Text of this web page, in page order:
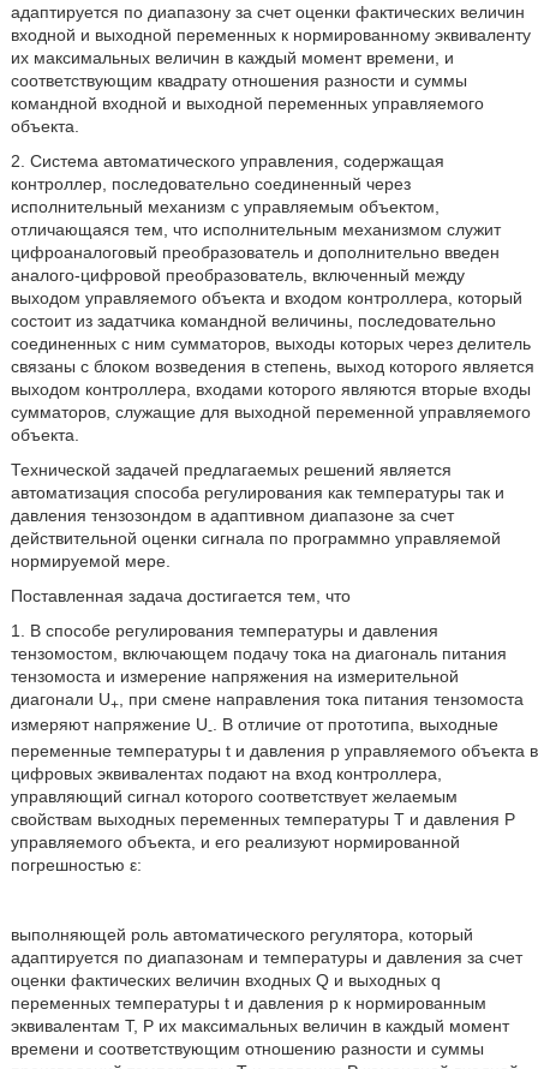
адаптируется по диапазону за счет оценки фактических величин
входной и выходной переменных к нормированному эквиваленту
их максимальных величин в каждый момент времени, и
соответствующим квадрату отношения разности и суммы
командной входной и выходной переменных управляемого
объекта.
2. Система автоматического управления, содержащая
контроллер, последовательно соединенный через
исполнительный механизм с управляемым объектом,
отличающаяся тем, что исполнительным механизмом служит
цифроаналоговый преобразователь и дополнительно введен
аналого-цифровой преобразователь, включенный между
выходом управляемого объекта и входом контроллера, который
состоит из задатчика командной величины, последовательно
соединенных с ним сумматоров, выходы которых через делитель
связаны с блоком возведения в степень, выход которого является
выходом контроллера, входами которого являются вторые входы
сумматоров, служащие для выходной переменной управляемого
объекта.
Технической задачей предлагаемых решений является
автоматизация способа регулирования как температуры так и
давления тензозондом в адаптивном диапазоне за счет
действительной оценки сигнала по программно управляемой
нормируемой мере.
Поставленная задача достигается тем, что
1. В способе регулирования температуры и давления
тензомостом, включающем подачу тока на диагональ питания
тензомоста и измерение напряжения на измерительной
диагонали U+
, при смене направления тока питания тензомоста
измеряют напряжение U-. В отличие от прототипа, выходные
переменные температуры t и давления р управляемого объекта в
цифровых эквивалентах подают на вход контроллера,
управляющий сигнал которого соответствует желаемым
свойствам выходных переменных температуры Т и давления Р
управляемого объекта, и его реализуют нормированной
погрешностью ε:
выполняющей роль автоматического регулятора, который
адаптируется по диапазонам и температуры и давления за счет
оценки фактических величин входных Q и выходных q
переменных температуры t и давления р к нормированным
эквивалентам Т, Р их максимальных величин в каждый момент
времени и соответствующим отношению разности и суммы